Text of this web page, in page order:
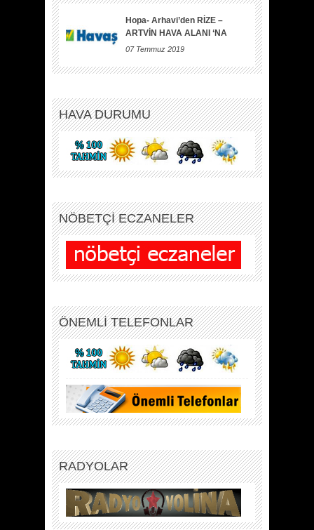
Hopa- Arhavi’den RİZE –
ARTVİN HAVA ALANI ‘NA
07 Temmuz 2019
HAVA DURUMU
NÖBETÇİ ECZANELER
ÖNEMLİ TELEFONLAR
RADYOLAR